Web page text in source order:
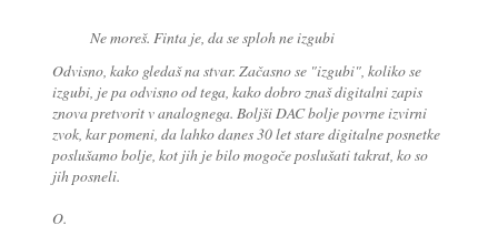
Ne moreš. Finta je, da se sploh ne izgubi
Odvisno, kako gledaš na stvar. Začasno se "izgubi", koliko se
izgubi, je pa odvisno od tega, kako dobro znaš digitalni zapis
znova pretvorit v analognega. Boljši DAC bolje povrne izvirni
zvok, kar pomeni, da lahko danes 30 let stare digitalne posnetke
poslušamo bolje, kot jih je bilo mogoče poslušati takrat, ko so
jih posneli.
O.